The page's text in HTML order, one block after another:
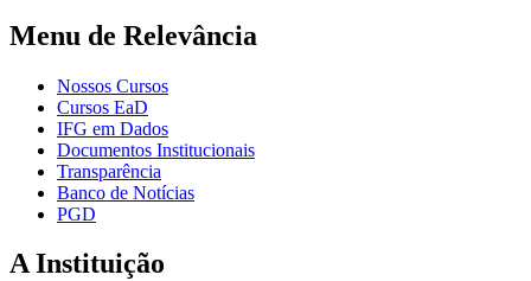
Menu de Relevância
Nossos Cursos
Cursos EaD
IFG em Dados
Documentos Institucionais
Transparência
Banco de Notícias
PGD
A Instituição